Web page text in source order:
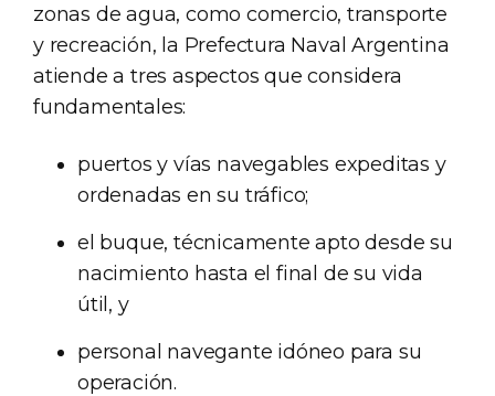
zonas de agua, como comercio, transporte
y recreación, la Prefectura Naval Argentina
atiende a tres aspectos que considera
fundamentales:
puertos y vías navegables expeditas y
ordenadas en su tráfico;
el buque, técnicamente apto desde su
nacimiento hasta el final de su vida
útil, y
personal navegante idóneo para su
operación.